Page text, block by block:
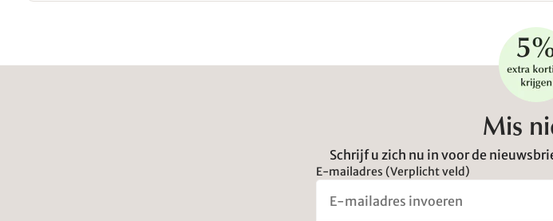
Mis
Schrijf u zich nu in voor de
E-mailadres (Verplicht veld)